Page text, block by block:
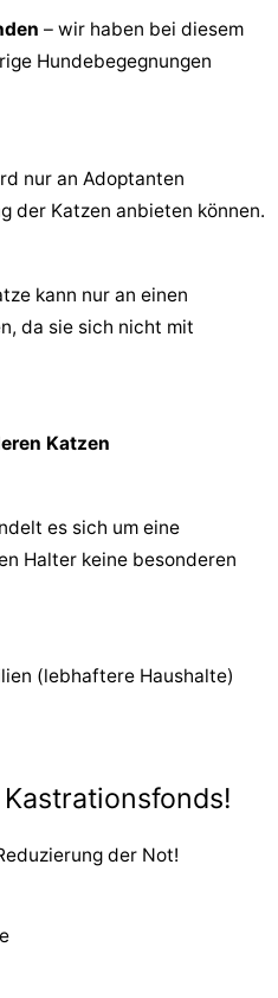
– wir haben bei diesem
Hundebegegnungen
nur an Adoptanten
der Katzen anbieten können.
kann nur an einen
da sie sich nicht mit
Katzen
es sich um eine
Halter keine besonderen
(lebhaftere Haushalte)
der Not!